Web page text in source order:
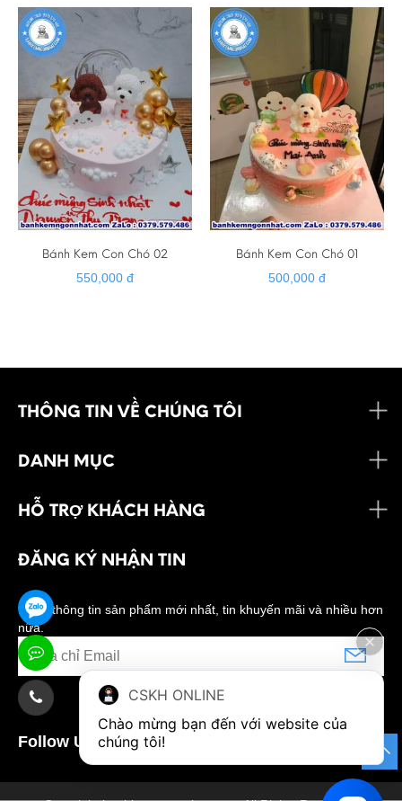
Bánh Kem Con Chó 02
550,000 đ
Bánh Kem Con Chó 01
500,000 đ
THÔNG TIN VỀ CHÚNG TÔI
DANH MỤC
HỖ TRỢ KHÁCH HÀNG
ĐĂNG KÝ NHẬN TIN
Nhận thông tin sản phẩm mới nhất, tin khuyến mãi và nhiều hơn
nữa.
Follow Us:
CSKH ONLINE
Chào mừng bạn đến với website của
chúng tôi!